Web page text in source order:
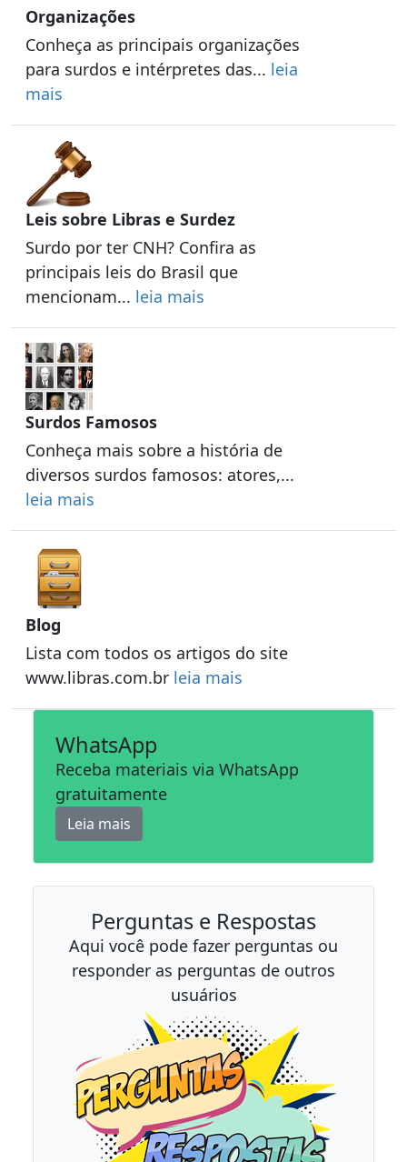
Organizações
Conheça as principais organizações
para surdos e intérpretes das... leia
mais
Leis sobre Libras e Surdez
Surdo por ter CNH? Confira as
principais leis do Brasil que
mencionam... leia mais
Surdos Famosos
Conheça mais sobre a história de
diversos surdos famosos: atores,...
leia mais
Blog
Lista com todos os artigos do site
www.libras.com.br leia mais
WhatsApp
Receba materiais via WhatsApp
gratuitamente
Leia mais
Perguntas e Respostas
Aqui você pode fazer perguntas ou
responder as perguntas de outros
usuários